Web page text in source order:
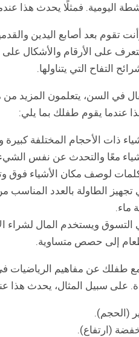
اليومية. فمثلًا يحدث هذا
تقوم بعد أصابع اليدين
على الأرقام والأشكال
التفاح التي يتناولها.
في السن، يتعلمون المزيد
عندما يقوم طفلك بما يلي:
ذات الأحجام المختلفة
معًا والتحدث عن نفس
لوصف مكان الأشياء فوق
الطاولة بالعدد المناسب
ماء.
ويستخدم المال لشراء
إلى حصص متساوية.
طفلك عن مفاهيم الرياضيات
على سبيل المثال، يحدث هذا
(الحجم).
(ارتفاع).